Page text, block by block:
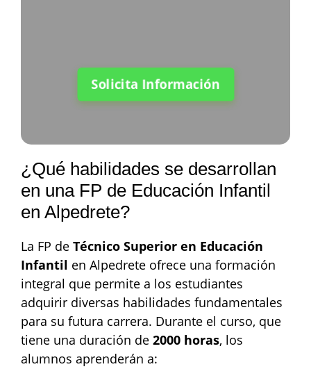
Solicita Información
¿Qué habilidades se desarrollan
en una FP de Educación Infantil
en Alpedrete?
La FP de Técnico Superior en Educación
Infantil en Alpedrete ofrece una formación
integral que permite a los estudiantes
adquirir diversas habilidades fundamentales
para su futura carrera. Durante el curso, que
tiene una duración de 2000 horas, los
alumnos aprenderán a: